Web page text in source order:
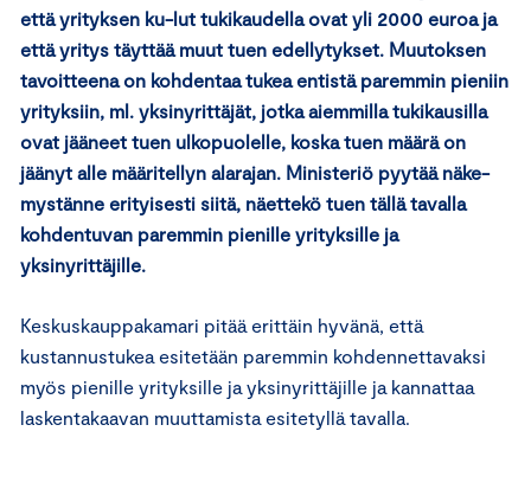
että yrityksen ku-lut tukikaudella ovat yli 2000 euroa ja
että yritys täyttää muut tuen edellytykset. Muutoksen
tavoitteena on kohdentaa tukea entistä paremmin pieniin
yrityksiin, ml. yksinyrittäjät, jotka aiemmilla tukikausilla
ovat jääneet tuen ulkopuolelle, koska tuen määrä on
jäänyt alle määritellyn alarajan. Ministeriö pyytää näke-
mystänne erityisesti siitä, näettekö tuen tällä tavalla
kohdentuvan paremmin pienille yrityksille ja
yksinyrittäjille.
Keskuskauppakamari pitää erittäin hyvänä, että
kustannustukea esitetään paremmin kohdennettavaksi
myös pienille yrityksille ja yksinyrittäjille ja kannattaa
laskentakaavan muuttamista esitetyllä tavalla.